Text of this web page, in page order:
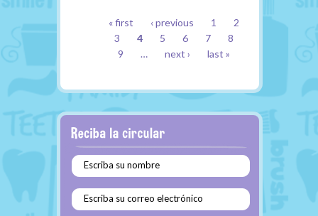
PAGES
« first ‹ previous 1
2
3
4 5 6 7
8
9
… next › last »
Escriba su nombre
Escriba su correo electrónico